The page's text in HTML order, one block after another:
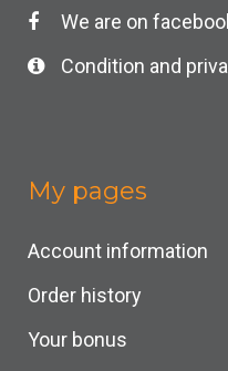
We are on
Condition and
My pages
Account information
Order history
Your bonus